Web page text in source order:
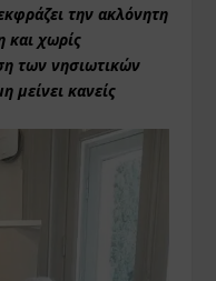
την ακλόνητη
και χωρίς
των νησιωτικών
μείνει κανείς